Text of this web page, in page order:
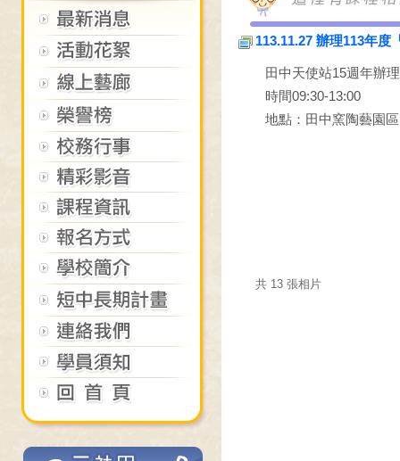
113.11.27 辦理113年度
田中天使站15週年辦
時間09:30-13:00
地點：田中窯陶藝園區
共 13 張相片